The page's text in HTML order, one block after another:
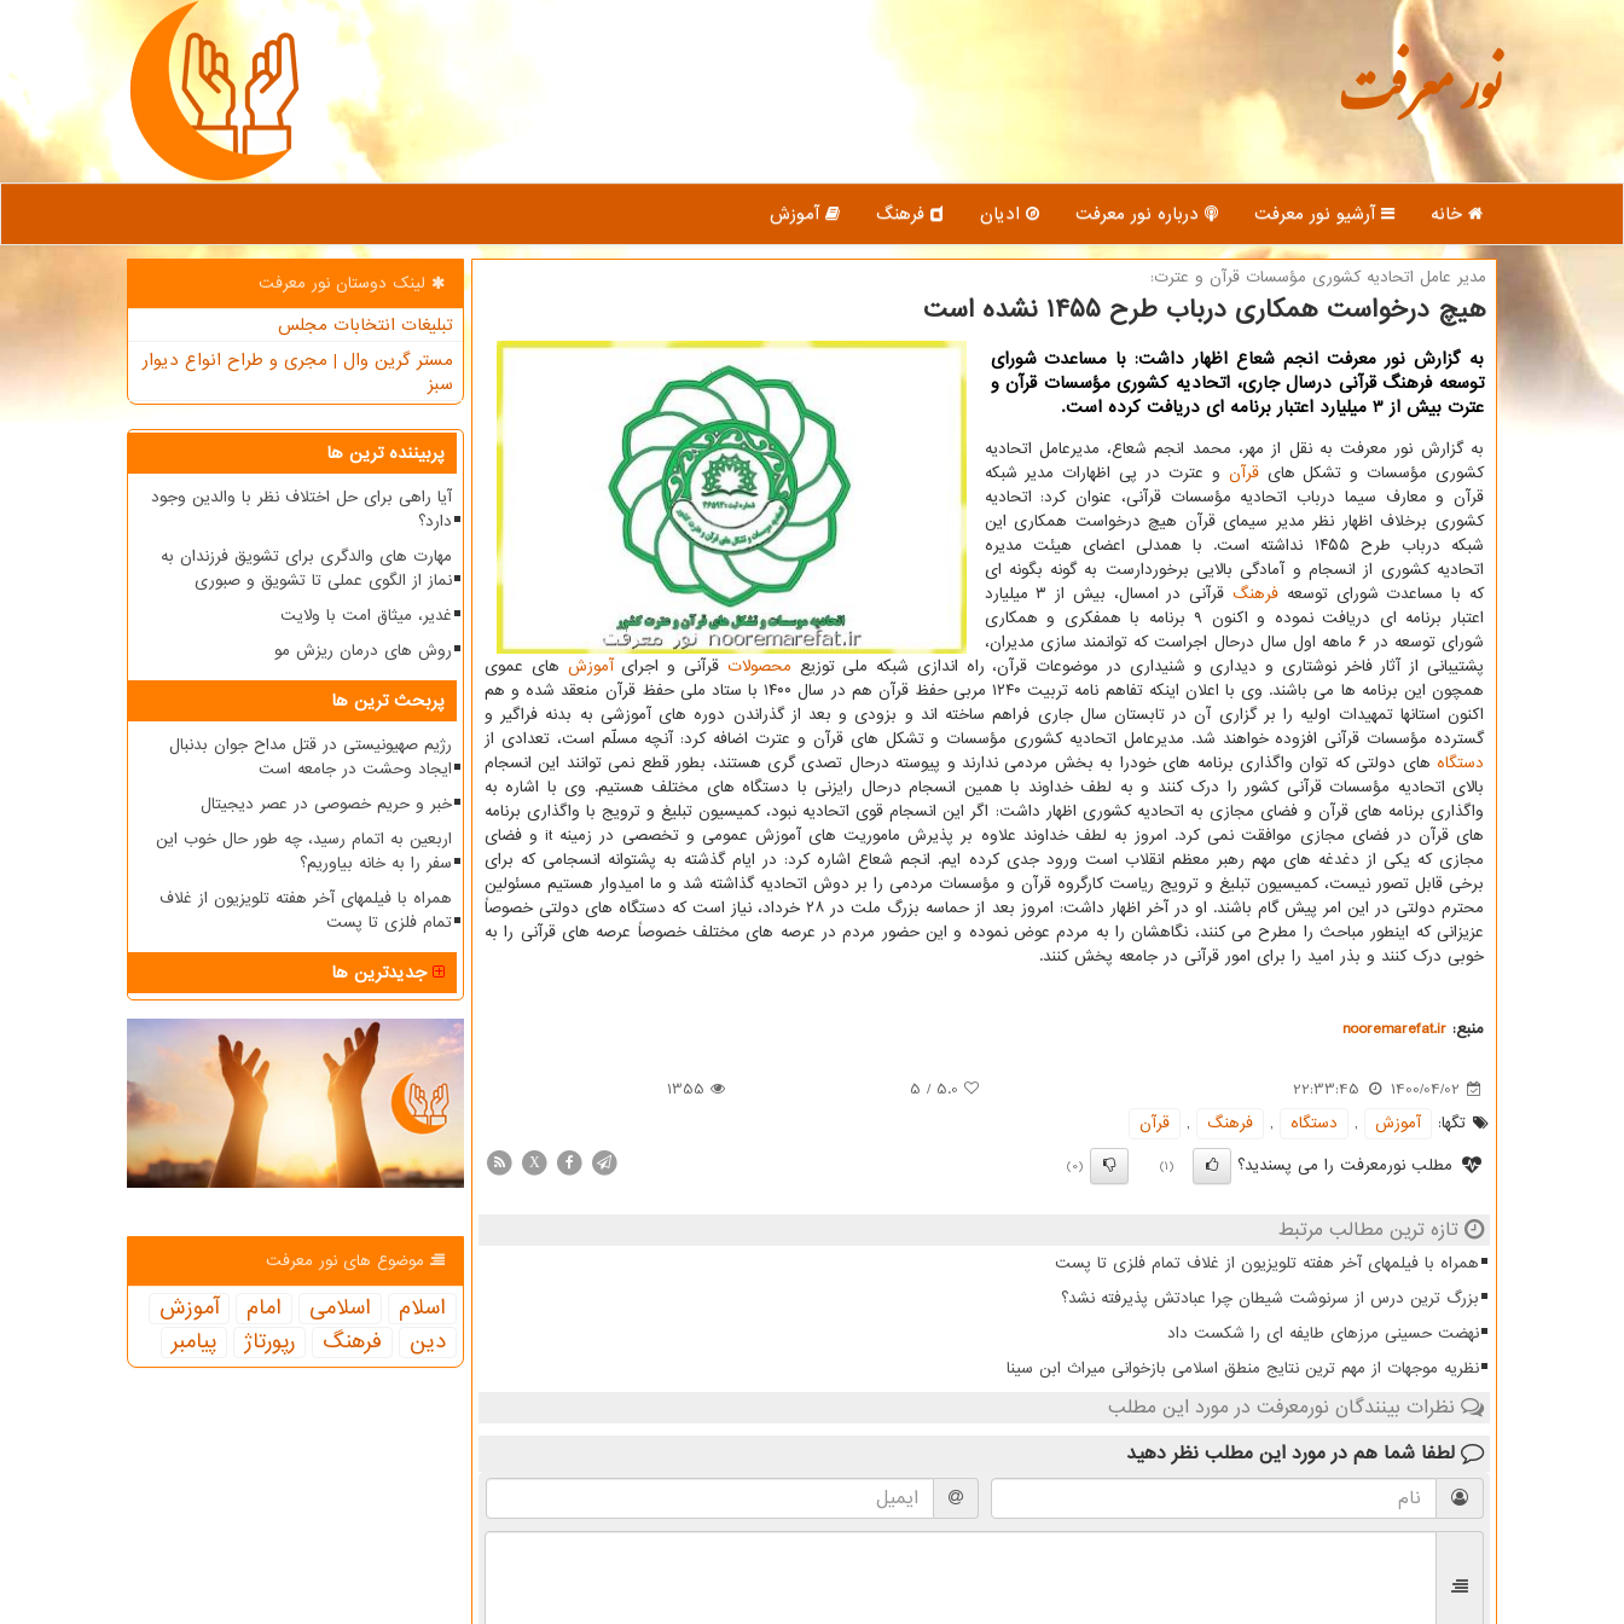
نور معرفت
خانه آرشیو نور معرفت درباره نور معرفت ادیان فرهنگ آموزش
مدیر عامل اتحادیه كشوری مؤسسات قرآن و عترت:
هیچ درخواست همكاری درباب طرح ۱۴۵۵ نشده است
به گزارش نور معرفت انجم شعاع اظهار داشت: با مساعدت شورای
توسعه فرهنگ قرآنی درسال جاری، اتحادیه کشوری مؤسسات قرآن و
عترت بیش از 3 میلیارد اعتبار برنامه ای دریافت کرده است.
به گزارش نور معرفت به نقل از مهر، محمد انجم شعاع، مدیرعامل اتحادیه
کشوری مؤسسات و تشکل هایقرآن و عترت در پی اظهارات مدیر شبکه
قرآن و معارف سیما درباب اتحادیه مؤسسات قرآنی، عنوان کرد: اتحادیه
کشوری برخلاف اظهار نظر مدیر سیمای قرآن هیچ درخواست همکاری این
شبکه درباب طرح ۱۴۵۵ نداشته است. با همدلی اعضای هیئت مدیره
اتحادیه کشوری از انسجام و آمادگی بالایی برخوردارست به گونه بگونه ای
که با مساعدت شورای توسعه فرهنگ
قرآنی در امسال، بیش از ۳ میلیارد
اعتبار برنامه ای دریافت نموده و اکنون ۹ برنامه با همفکری و همکاری
شورای توسعه در ۶ ماهه اول سال درحال اجراست که توانمند سازی مدیران،
پشتیبانی از آثار فاخر نوشتاری و دیداری و شنیداری در موضوعات قرآن، راه اندازی شبکه ملی توزیع محصولات قرآنی و اجرایآموزش های عموی
همچون این برنامه ها می باشند. وی با اعلان اینکه تفاهم نامه تربیت ۱۲۴۰ مربی حفظ قرآن هم در سال ۱۴۰۰ با ستاد ملی حفظ قرآن منعقد شده و هم
اکنون استانها تمهیدات اولیه را بر گزاری آن در تابستان سال جاری فراهم ساخته اند و بزودی و بعد از گذراندن دوره های آموزشی به بدنه فراگیر و
گسترده مؤسسات قرآنی افزوده خواهند شد. مدیرعامل اتحادیه کشوری مؤسسات و تشکل های قرآن و عترت اضافه کرد: آنچه مسلّم است، تعدادی از
دستگاه های دولتی که توان واگذاری برنامه های خودرا به بخش مردمی ندارند و پیوسته درحال تصدی گری هستند، بطور قطع نمی توانند این انسجام
بالای اتحادیه مؤسسات قرآنی کشور را درک کنند و به لطف خداوند با همین انسجام درحال رایزنی با دستگاه های مختلف هستیم. وی با اشاره به
واگذاری برنامه های قرآن و فضای مجازی به اتحادیه کشوری اظهار داشت: اگر این انسجام قوی اتحادیه نبود، کمیسیون تبلیغ و ترویج با واگذاری برنامه
های قرآن در فضای مجازی موافقت نمی کرد. امروز به لطف خداوند علاوه بر پذیرش ماموریت های آموزش عمومی و تخصصی در زمینه it و فضای
مجازی که یکی از دغدغه های مهم رهبر معظم انقلاب است ورود جدی کرده ایم. انجم شعاع اشاره کرد: در ایام گذشته به پشتوانه انسجامی که برای
برخی قابل تصور نیست، کمیسیون تبلیغ و ترویج ریاست کارگروه قرآن و مؤسسات مردمی را بر دوش اتحادیه گذاشته شد و ما امیدوار هستیم مسئولین
محترم دولتی در این امر پیش گام باشند. او در آخر اظهار داشت: امروز بعد از حماسه بزرگ ملت در ۲۸ خرداد، نیاز است که دستگاه های دولتی خصوصاً
عزیزانی که اینطور مباحث را مطرح می کنند، نگاهشان را به مردم عوض نموده و این حضور مردم در عرصه های مختلف خصوصاً عرصه های قرآنی را به
خوبی درک کنند و بذر امید را برای امور قرآنی در جامعه پخش کنند.
منبع: nooremarefat.ir
1400/04/02
22:33:45
5.0
/
5
1355
تگها:
آموزش , دستگاه , فرهنگ ,
قرآن
مطلب نورمعرفت را می پسندید؟
(1)
(0)
X
تازه ترین مطالب مرتبط
همراه با فیلمهای آخر هفته تلویزیون از غلاف تمام فلزی تا پست
بزرگ ترین درس از سرنوشت شیطان چرا عبادتش پذیرفته نشد؟
نهضت حسینی مرزهای طایفه ای را شکست داد
نظریه موجهات از مهم ترین نتایج منطق اسلامی بازخوانی میراث ابن سینا
نظرات بینندگان نورمعرفت در مورد این مطلب
لطفا شما هم در مورد این مطلب نظر دهید
لینک دوستان نور معرفت
تبلیغات انتخابات مجلس
مستر گرین وال | مجری و طراح انواع دیوار
سبز
پربیننده ترین ها
آیا راهی برای حل اختلاف نظر با والدین وجود
دارد؟
مهارت های والدگری برای تشویق فرزندان به
نماز از الگوی عملی تا تشویق و صبوری
غدیر، میثاق امت با ولایت
روش های درمان ریزش مو
پربحث ترین ها
رژیم صهیونیستی در قتل مداح جوان بدنبال
ایجاد وحشت در جامعه است
خبر و حریم خصوصی در عصر دیجیتال
اربعین به اتمام رسید، چه طور حال خوب این
سفر را به خانه بیاوریم؟
همراه با فیلمهای آخر هفته تلویزیون از غلاف
تمام فلزی تا پست
جدیدترین ها
موضوع های نور معرفت
اسلام اسلامی امام
آموزش
دین
فرهنگ رپورتاژ پیامبر